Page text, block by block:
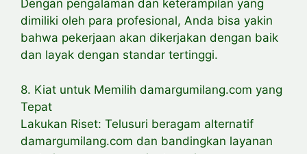
Dengan pengalaman dan keterampilan yang
dimiliki oleh para profesional, Anda bisa yakin
bahwa pekerjaan akan dikerjakan dengan baik
dan layak dengan standar tertinggi.
8. Kiat untuk Memilih damargumilang.com yang
Tepat
Lakukan Riset: Telusuri beragam alternatif
damargumilang.com dan bandingkan layanan